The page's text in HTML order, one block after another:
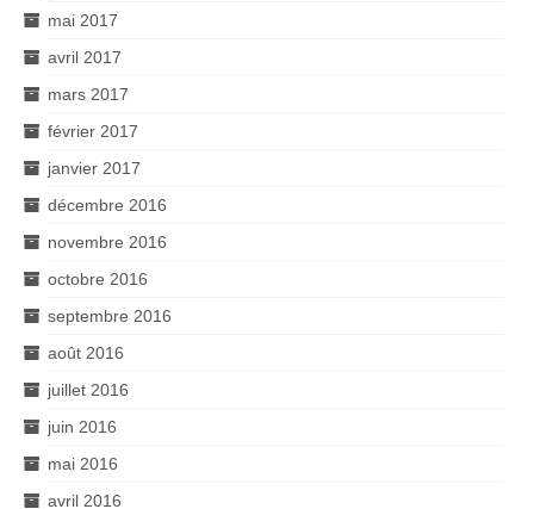
mai 2017
avril 2017
mars 2017
février 2017
janvier 2017
décembre 2016
novembre 2016
octobre 2016
septembre 2016
août 2016
juillet 2016
juin 2016
mai 2016
avril 2016